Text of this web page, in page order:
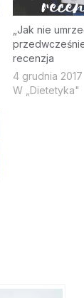
„Jak nie
recenzja
4 grudnia 2017
W „Dietetyka"